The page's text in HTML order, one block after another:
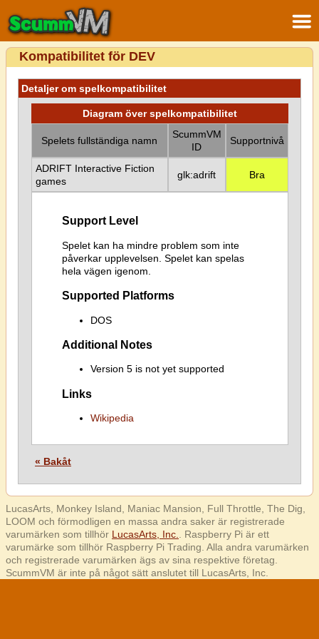
Kompatibilitet för DEV
Detaljer om spelkompatibilitet
Diagram över spelkompatibilitet
Spelets fullständiga namn
ScummVM
ID
Supportnivå
ADRIFT Interactive Fiction
games
glk:adrift Bra
Support Level
Spelet kan ha mindre problem som inte
påverkar upplevelsen. Spelet kan spelas
hela vägen igenom.
Supported Platforms
DOS
Additional Notes
Version 5 is not yet supported
Links
Wikipedia
« Bakåt
LucasArts, Monkey Island, Maniac Mansion, Full Throttle, The Dig,
LOOM och förmodligen en massa andra saker är registrerade
varumärken som tillhör LucasArts, Inc.
. Raspberry Pi är ett
varumärke som tillhör Raspberry Pi Trading. Alla andra varumärken
och registrerade varumärken ägs av sina respektive företag.
ScummVM är inte på något sätt anslutet till LucasArts, Inc.